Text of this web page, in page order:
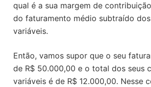
qual é a sua margem de
do faturamento médio subtraído
variáveis.
Então, vamos supor que o seu
de R$ 50.000,00 e o total dos seus
variáveis é de R$ 12.000,00. Nesse